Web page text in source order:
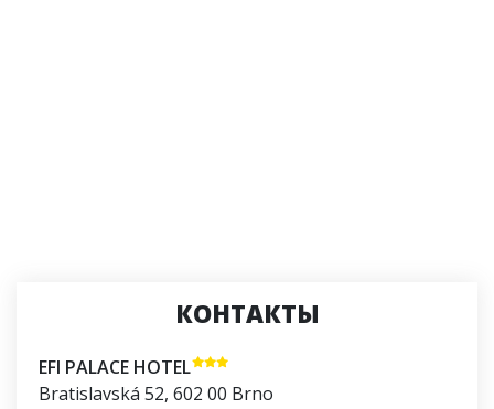
КОНТАКТЫ
EFI PALACE HOTEL
Bratislavská 52, 602 00 Brno